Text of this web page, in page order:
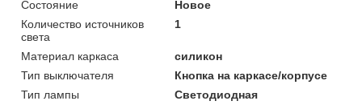
Состояние
Новое
Количество источников
света
1
Материал каркаса
силикон
Тип выключателя
Кнопка на каркасе/корпусе
Тип лампы
Светодиодная